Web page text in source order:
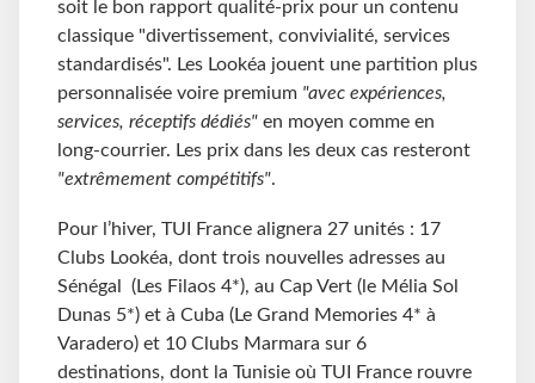
soit le bon rapport qualité-prix pour un contenu
classique "divertissement, convivialité, services
standardisés". Les Lookéa jouent une partition plus
personnalisée voire premium "avec expériences,
services, réceptifs dédiés" en moyen comme en
long-courrier. Les prix dans les deux cas resteront
"extrêmement compétitifs".
Pour l’hiver, TUI France alignera 27 unités : 17
Clubs Lookéa, dont trois nouvelles adresses au
Sénégal (Les Filaos 4*), au Cap Vert (le Mélia Sol
Dunas 5*) et à Cuba (Le Grand Memories 4* à
Varadero) et 10 Clubs Marmara sur 6
destinations, dont la Tunisie où TUI France rouvre